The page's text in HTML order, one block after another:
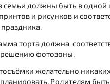
семьи должны быть в одной
и рисунков и
торта должна
фотозоны.
желательно
Родителям